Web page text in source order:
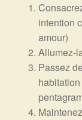
intention
amour)
Allumez-
Passez